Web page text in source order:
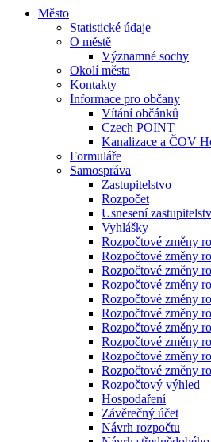
Město
Statistické údaje
O městě
Významné sochy
Okolí města
Kontakty
Informace pro občany
Vítání občánků
Czech POINT
Kanalizace a ČOV
Formuláře
Samospráva
Zastupitelstvo
Rozpočet
Usnesení
Vyhlášky
Rozpočtové změny
Rozpočtové změny
Rozpočtové změny
Rozpočtové změny
Rozpočtové změny
Rozpočtové změny
Rozpočtové změny
Rozpočtové změny
Rozpočtové změny
Rozpočtové změny
Rozpočtový výhled
Hospodaření
Závěrečný účet
Návrh rozpočtu